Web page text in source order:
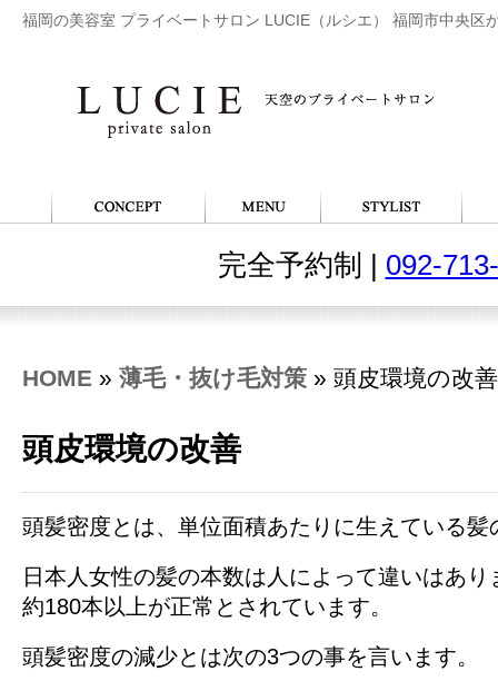
福岡の美容室 プライベートサロン LUCIE（ルシエ） 福岡市中央区
完全予約制 | 092-
HOME » 薄毛・抜け毛対策 » 頭皮環境の改善
頭皮環境の改善
頭髪密度とは、単位面積あたりに生えている髪
日本人女性の髪の本数は人によって違いはあ
約180本以上が正常とされています。
頭髪密度の減少とは次の3つの事を言います。